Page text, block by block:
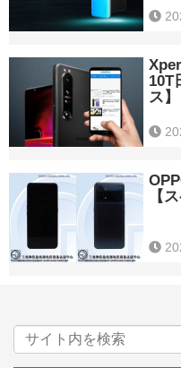
10T
ス】
【